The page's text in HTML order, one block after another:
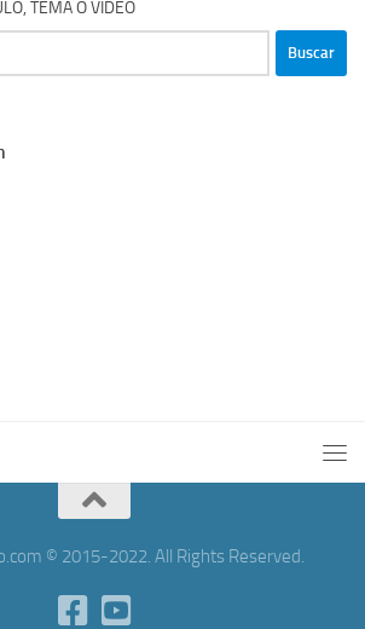
TEMA O VIDEO
© 2015-2022. All Rights Reserved.